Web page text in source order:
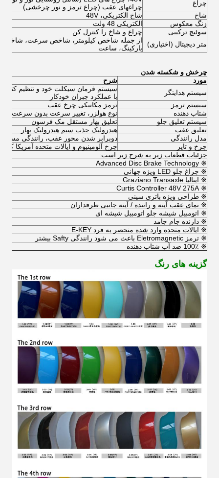
چراغ
چراغهای عقب (چراغ ترمز و نور چرخشی)
شاخ
شاخ الکتریکی، 48V
زنگ معکوس
الکتریکی 48 ولت
سوئیچ ترکیبی
چراغ و شاخ را کنترل کن
متر دیجیتال (اختیاری)
از جمله شاخص کیلومتر، شاخص سرعت، شاخص
پارکینگ، ساعت
چرخش و شکسته شدن
مورد
شرح
سیستم هدایتگر
سیستم فرمان سیکلت خود و تنظیم کننده
با عملکرد جبران خودکار
سیستم ترمز
ترمز مکانیکی چرخ عقب
شتاب دهنده
نوع هولزر، تغییر سرعت بدون سرعت
سیستم تعلیق جلو
تعلیق بهار مستقل مک فرسون
تعلیق عقب
هیدرولیک جذب سیم هیدرولیک بهار
مدل رانندگی
دوبرابر شدن محور عقب، رانندگی
چرخ و تایر
چرخ آلومینیوم و ایالات متحده آمریکا کارلایل 18 * 8.5-8 6
جزئیات قطعات زیر به شرح زیر است:
※ Advanced Disc Brake Technology
※ چراغ جلو LED ویژه جهانی
※ ایتالیا Graziano Transaxle
※ Curtis Controller 48V 275A
※ طراحی ویژه باتری سینی
※ نمای عقب آینه و راننده / آینه جانبی طرفداران
※ اتومبیل شیشه جلو اتومبیل شیشه ای
※ دارنده جام جامد
※ ایالات متحده وارد شده منحصر به فرد E-KEY
※ ترمز Eletromagnetic باعث می شود رانندگی Safty بیشتر
※ 100٪ ضد آب شتاب دهنده
گزینه های رنگ